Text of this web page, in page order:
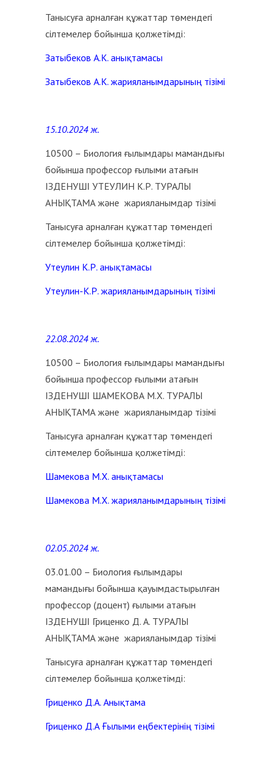
Танысуға арналған құжаттар төмендегі
сілтемелер бойынша қолжетімді:
Затыбеков А.К. анықтамасы
Затыбеков А.К. жарияланымдарының тізімі
15.10.2024 ж.
10500 – Биология ғылымдары мамандығы
бойынша профессор ғылыми атағын
ІЗДЕНУШІ УТЕУЛИН К.Р. ТУРАЛЫ
АНЫҚТАМА және жарияланымдар тізімі
Танысуға арналған құжаттар төмендегі
сілтемелер бойынша қолжетімді:
Утеулин К.Р. анықтамасы
Утеулин-К.Р. жарияланымдарының тізімі
22.08.2024 ж.
10500 – Биология ғылымдары мамандығы
бойынша профессор ғылыми атағын
ІЗДЕНУШІ ШАМЕКОВА М.Х. ТУРАЛЫ
АНЫҚТАМА және жарияланымдар тізімі
Танысуға арналған құжаттар төмендегі
сілтемелер бойынша қолжетімді:
Шамекова М.Х. анықтамасы
Шамекова М.Х. жарияланымдарының тізімі
02.05.2024 ж.
03.01.00 – Биология ғылымдары
мамандығы бойынша қауымдастырылған
профессор (доцент) ғылыми атағын
ІЗДЕНУШІ Гриценко Д. А. ТУРАЛЫ
АНЫҚТАМА және жарияланымдар тізімі
Танысуға арналған құжаттар төмендегі
сілтемелер бойынша қолжетімді:
Гриценко Д.А. Анықтама
Гриценко Д.А Ғылыми еңбектерінің тізімі